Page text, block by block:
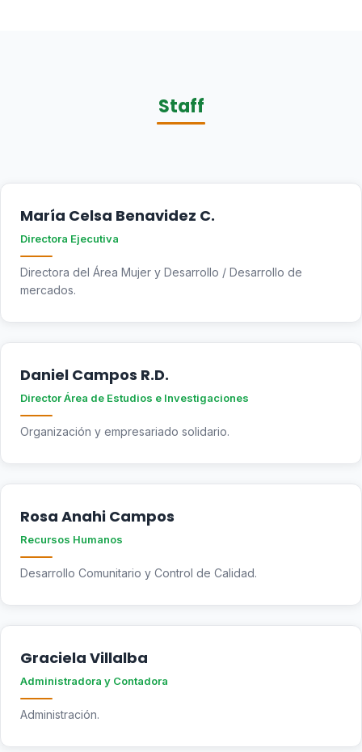
Staff
María Celsa Benavidez C.
Directora Ejecutiva
Directora del Área Mujer y Desarrollo / Desarrollo de
mercados.
Daniel Campos R.D.
Director Área de Estudios e Investigaciones
Organización y empresariado solidario.
Rosa Anahi Campos
Recursos Humanos
Desarrollo Comunitario y Control de Calidad.
Graciela Villalba
Administradora y Contadora
Administración.